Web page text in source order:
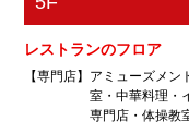
レストランのフロア
【専門店】アミューズメ
室・中華料理・
専門店・体操教